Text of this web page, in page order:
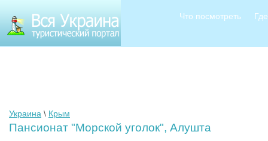
Что посмотреть
Украина \ Крым
Пансионат "Морской уголок", Алушта